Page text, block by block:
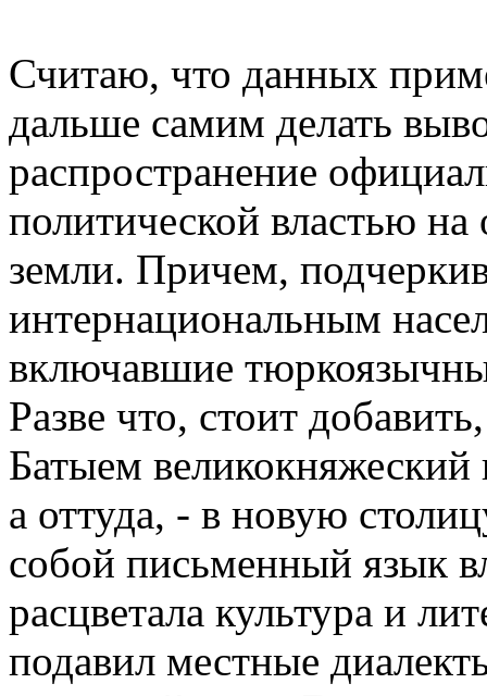
Считаю, что данных
дальше самим делать
распространение
политической властью на
земли. Причем,
интернациональным
включавшие
Разве что, стоит
Батыем
а оттуда, - в новую
собой письменный язык
расцветала культура и
подавил местные